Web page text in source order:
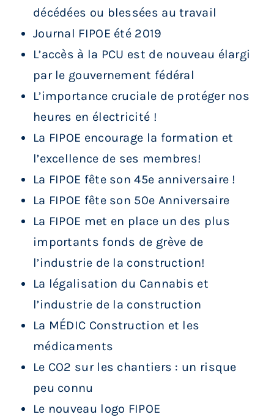
décédées ou blessées au travail
Journal FIPOE été 2019
L’accès à la PCU est de nouveau élargi
par le gouvernement fédéral
L’importance cruciale de protéger nos
heures en électricité !
La FIPOE encourage la formation et
l’excellence de ses membres!
La FIPOE fête son 45e anniversaire !
La FIPOE fête son 50e Anniversaire
La FIPOE met en place un des plus
importants fonds de grève de
l’industrie de la construction!
La légalisation du Cannabis et
l’industrie de la construction
La MÉDIC Construction et les
médicaments
Le CO2 sur les chantiers : un risque
peu connu
Le nouveau logo FIPOE